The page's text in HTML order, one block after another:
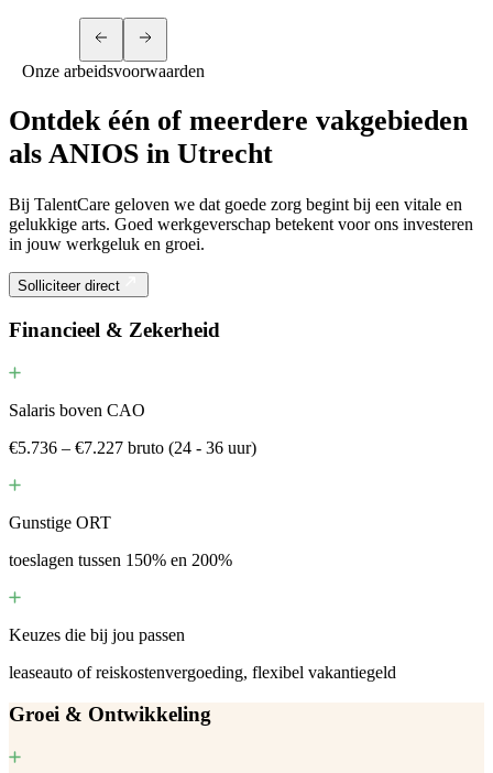
Onze arbeidsvoorwaarden
Ontdek één of meerdere vakgebieden
als ANIOS in Utrecht
Bij TalentCare geloven we dat goede zorg begint bij een vitale en
gelukkige arts. Goed werkgeverschap betekent voor ons investeren
in jouw werkgeluk en groei.
Solliciteer direct
Financieel & Zekerheid
Salaris boven CAO
€5.736 – €7.227 bruto (24 - 36 uur)
Gunstige ORT
toeslagen tussen 150% en 200%
Keuzes die bij jou passen
leaseauto of reiskostenvergoeding, flexibel vakantiegeld
Groei & Ontwikkeling